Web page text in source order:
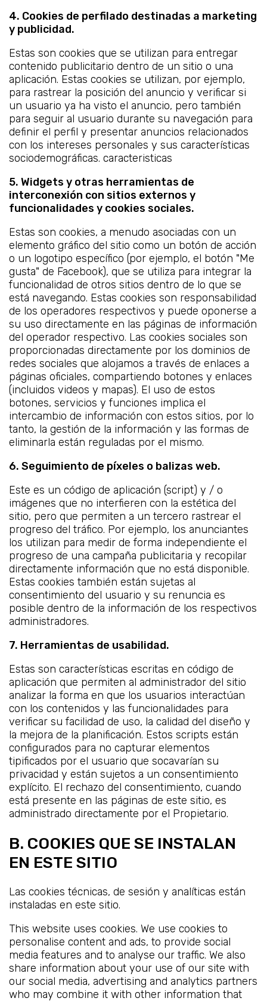
4. Cookies de perfilado destinadas a marketing
y publicidad.
Estas son cookies que se utilizan para entregar
contenido publicitario dentro de un sitio o una
aplicación. Estas cookies se utilizan, por ejemplo,
para rastrear la posición del anuncio y verificar si
un usuario ya ha visto el anuncio, pero también
para seguir al usuario durante su navegación para
definir el perfil y presentar anuncios relacionados
con los intereses personales y sus características
sociodemográficas. caracteristicas
5. Widgets y otras herramientas de
interconexión con sitios externos y
funcionalidades y cookies sociales.
Estas son cookies, a menudo asociadas con un
elemento gráfico del sitio como un botón de acción
o un logotipo específico (por ejemplo, el botón "Me
gusta" de Facebook), que se utiliza para integrar la
funcionalidad de otros sitios dentro de lo que se
está navegando. Estas cookies son responsabilidad
de los operadores respectivos y puede oponerse a
su uso directamente en las páginas de información
del operador respectivo. Las cookies sociales son
proporcionadas directamente por los dominios de
redes sociales que alojamos a través de enlaces a
páginas oficiales, compartiendo botones y enlaces
(incluidos videos y mapas). El uso de estos
botones, servicios y funciones implica el
intercambio de información con estos sitios, por lo
tanto, la gestión de la información y las formas de
eliminarla están reguladas por el mismo.
6. Seguimiento de píxeles o balizas web.
Este es un código de aplicación (script) y / o
imágenes que no interfieren con la estética del
sitio, pero que permiten a un tercero rastrear el
progreso del tráfico. Por ejemplo, los anunciantes
los utilizan para medir de forma independiente el
progreso de una campaña publicitaria y recopilar
directamente información que no está disponible.
Estas cookies también están sujetas al
consentimiento del usuario y su renuncia es
posible dentro de la información de los respectivos
administradores.
7. Herramientas de usabilidad.
Estas son características escritas en código de
aplicación que permiten al administrador del sitio
analizar la forma en que los usuarios interactúan
con los contenidos y las funcionalidades para
verificar su facilidad de uso, la calidad del diseño y
la mejora de la planificación. Estos scripts están
configurados para no capturar elementos
tipificados por el usuario que socavarían su
privacidad y están sujetos a un consentimiento
explícito. El rechazo del consentimiento, cuando
está presente en las páginas de este sitio, es
administrado directamente por el Propietario.
B. COOKIES QUE SE INSTALAN
EN ESTE SITIO
Las cookies técnicas, de sesión y analíticas están
instaladas en este sitio.
This website uses cookies. We use cookies to
personalise content and ads, to provide social
media features and to analyse our traffic. We also
share information about your use of our site with
our social media, advertising and analytics partners
who may combine it with other information that